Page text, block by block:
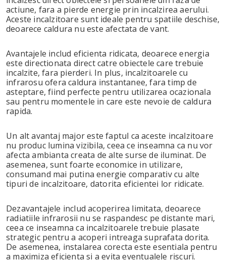
actiune, fara a pierde energie prin incalzirea aerului.
Aceste incalzitoare sunt ideale pentru spatiile deschise,
deoarece caldura nu este afectata de vant.
Avantajele includ eficienta ridicata, deoarece energia
este directionata direct catre obiectele care trebuie
incalzite, fara pierderi. In plus, incalzitoarele cu
infrarosu ofera caldura instantanee, fara timp de
asteptare, fiind perfecte pentru utilizarea ocazionala
sau pentru momentele in care este nevoie de caldura
rapida.
Un alt avantaj major este faptul ca aceste incalzitoare
nu produc lumina vizibila, ceea ce inseamna ca nu vor
afecta ambianta creata de alte surse de iluminat. De
asemenea, sunt foarte economice in utilizare,
consumand mai putina energie comparativ cu alte
tipuri de incalzitoare, datorita eficientei lor ridicate.
Dezavantajele includ acoperirea limitata, deoarece
radiatiile infrarosii nu se raspandesc pe distante mari,
ceea ce inseamna ca incalzitoarele trebuie plasate
strategic pentru a acoperi intreaga suprafata dorita.
De asemenea, instalarea corecta este esentiala pentru
a maximiza eficienta si a evita eventualele riscuri.